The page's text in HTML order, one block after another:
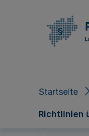
Startseite
Richtlinien